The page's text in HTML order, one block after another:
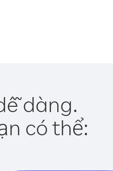
dàng.
có thể: